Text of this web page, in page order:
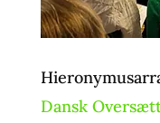
Dansk